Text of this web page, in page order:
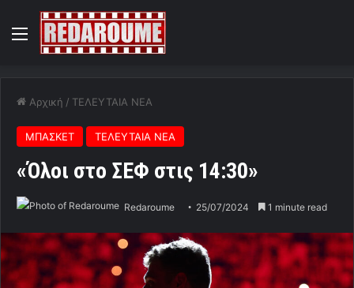
Menu
Αρχική / ΤΕΛΕΥΤΑΙΑ ΝΕΑ
ΜΠΑΣΚΕΤ ΤΕΛΕΥΤΑΙΑ ΝΕΑ
«Όλοι στο ΣΕΦ στις 14:30»
Redaroume 25/07/2024 1 minute read